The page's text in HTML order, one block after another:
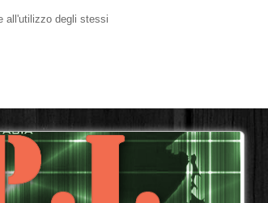
all'utilizzo degli stessi